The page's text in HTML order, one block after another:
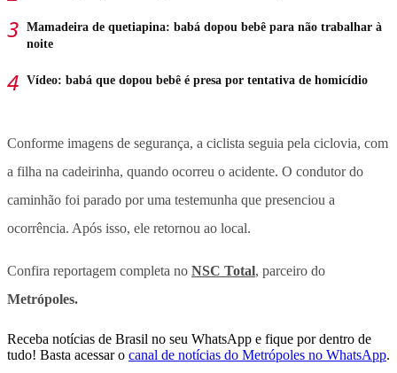
Mamadeira de quetiapina: babá dopou bebê para não trabalhar à
noite
Vídeo: babá que dopou bebê é presa por tentativa de homicídio
Conforme imagens de segurança, a ciclista seguia pela ciclovia, com
a filha na cadeirinha, quando ocorreu o acidente. O condutor do
caminhão foi parado por uma testemunha que presenciou a
ocorrência. Após isso, ele retornou ao local.
Confira reportagem completa no NSC Total, parceiro do
Metrópoles.
Receba notícias de Brasil no seu WhatsApp e fique por dentro de
tudo! Basta acessar o canal de notícias do Metrópoles no WhatsApp.